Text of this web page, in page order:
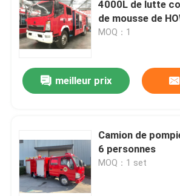
4000L de lutte
de mousse de
forêt
MOQ：1
meilleur prix
Camion de
6 personnes
MOQ：1 set